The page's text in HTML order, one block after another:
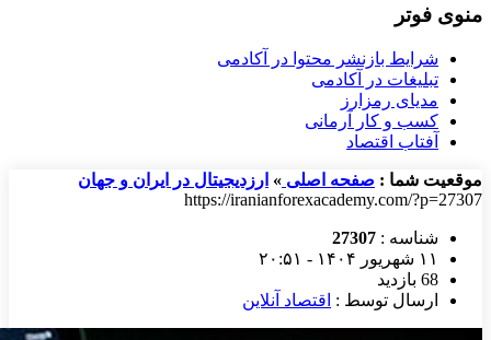
منوی فوتر
شرایط بازنشر محتوا در آکادمی
تبلیغات در آکادمی
مدیای رمزارز
کسب و کار آرمانی
آفتاب اقتصاد
موقعیت شما : صفحه اصلی » ارزدیجیتال در ایران و جهان
https://iranianforexacademy.com/?p=27307
شناسه : 27307
۱۱ شهریور ۱۴۰۴ - ۲۰:۵۱
68 بازدید
ارسال توسط : اقتصاد آنلاین